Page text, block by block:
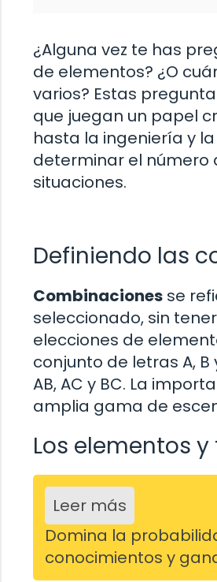
¿Alguna vez te has
de elementos? ¿O
varios? Estas
que juegan un papel
hasta la ingeniería y
determinar el número
situaciones.
Definiendo las
Combinaciones se
seleccionado, sin
elecciones de
conjunto de letras A,
AB, AC y BC. La
amplia gama de
Los elementos
Leer más
Domina la
conocimientos y